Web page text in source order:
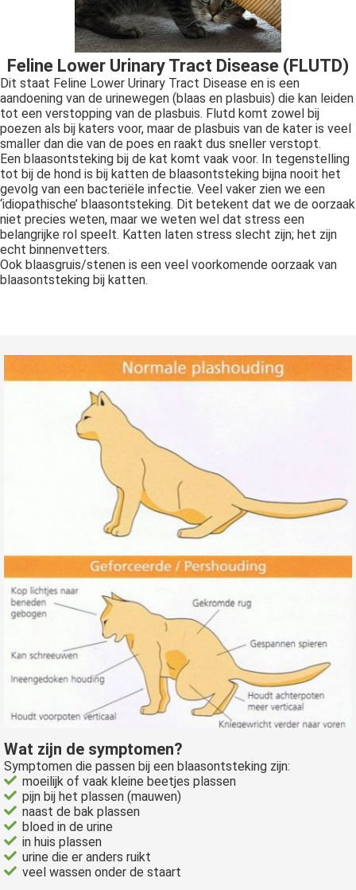
Feline Lower Urinary Tract Disease (FLUTD)
Dit staat Feline Lower Urinary Tract Disease en is een
aandoening van de urinewegen (blaas en plasbuis) die kan leiden
tot een verstopping van de plasbuis. Flutd komt zowel bij
poezen als bij katers voor, maar de plasbuis van de kater is veel
smaller dan die van de poes en raakt dus sneller verstopt.
Een blaasontsteking bij de kat komt vaak voor. In tegenstelling
tot bij de hond is bij katten de blaasontsteking bijna nooit het
gevolg van een bacteriële infectie. Veel vaker zien we een
‘idiopathische’ blaasontsteking. Dit betekent dat we de oorzaak
niet precies weten, maar we weten wel dat stress een
belangrijke rol speelt. Katten laten stress slecht zijn; het zijn
echt binnenvetters.
Ook blaasgruis/stenen is een veel voorkomende oorzaak van
blaasontsteking bij katten.
Wat zijn de symptomen?
Symptomen die passen bij een blaasontsteking zijn:
moeilijk of vaak kleine beetjes plassen
pijn bij het plassen (mauwen)
naast de bak plassen
bloed in de urine
in huis plassen
urine die er anders ruikt
veel wassen onder de staart